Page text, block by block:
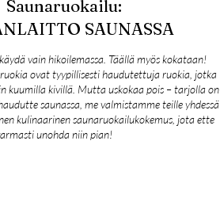
Saunaruokailu:
SAUNASSA
vain hikoilemassa. Täällä myös kokataan!
ovat tyypillisesti haudutettuja ruokia, jotka
kuumilla kivillä. Mutta uskokaa pois – tarjolla on
saunassa, me valmistamme teille yhdessä
kulinaarinen saunaruokailukokemus, jota ette
unohda niin pian!